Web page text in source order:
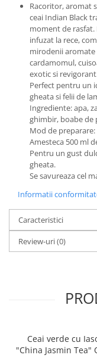
Racoritor, aromat
ceai Indian Black
moment de rasfat.
infuzat la rece,
mirodenii
cardamomul,
exotic si
Perfect pentru un
gheata si felii de
Ingrediente: apa,
ghimbir, boabe de
Mod de preparare:
Amesteca 500 ml
Pentru un gust
gheata.
Se savureaza cel
Informatii
Caracteristici
Review-uri(0)
Ceai verde cu
"China Jasmin Tea"